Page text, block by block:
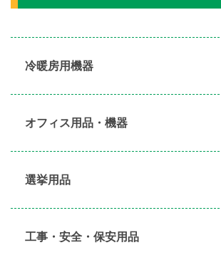
冷暖房用機器​
オフィス用品・機器​
選挙用品
工事・安全・保安用品